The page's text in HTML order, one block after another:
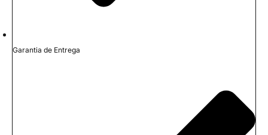
Garantia de Entrega